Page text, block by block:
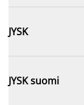
JYSK
JYSK suomi